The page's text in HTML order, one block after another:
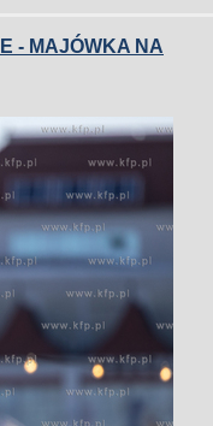
- MAJÓWKA NA